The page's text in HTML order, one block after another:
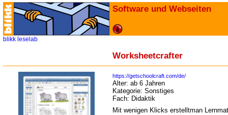
Software und Webseiten
blikk leselab
Worksheetcrafter
https://getschoolcraft.com/de/
Alter: ab 6 Jahren
Kategorie: Sonstiges
Fach: Didaktik
Mit wenigen Klicks erstelltman